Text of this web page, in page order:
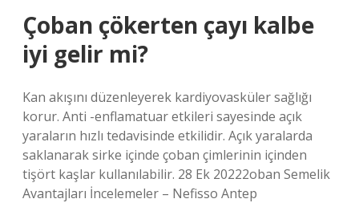
Çoban çökerten çayı kalbe
iyi gelir mi?
Kan akışını düzenleyerek kardiyovasküler sağlığı
korur. Anti -enflamatuar etkileri sayesinde açık
yaraların hızlı tedavisinde etkilidir. Açık yaralarda
saklanarak sirke içinde çoban çimlerinin içinden
tişört kaşlar kullanılabilir. 28 Ek 20222oban Semelik
Avantajları İncelemeler – Nefisso Antep